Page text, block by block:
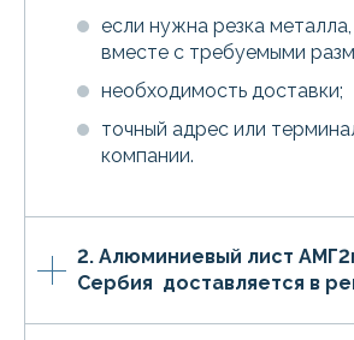
если нужна резка
вместе с требуемыми
необходимость доставки;
точный адрес или
компании.
2. Алюминиевый лист
Сербия доставляется в